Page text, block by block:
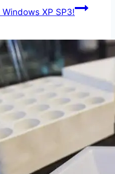
XP SP3!